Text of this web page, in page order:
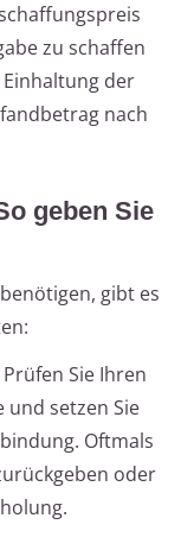
zu schaffen
der
nach
geben Sie
gibt es
Prüfen Sie Ihren
und setzen Sie
Oftmals
oder